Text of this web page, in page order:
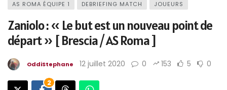
AS ROMA ÉQUIPE 1 DEBRIEFING MATCH JOUEURS
Zaniolo : « Le but est un nouveau point de
départ » [ Brescia / AS Roma ]
OddiStephane 12 juillet 2020 0 153 5 0
2